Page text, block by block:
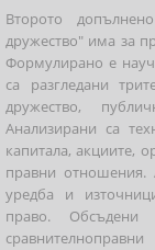
Второто
дружество" има за
Формулирано е
са разгледани
дружество,
Анализирани са
капитала, акциите,
правни отношения.
уредба и
право.